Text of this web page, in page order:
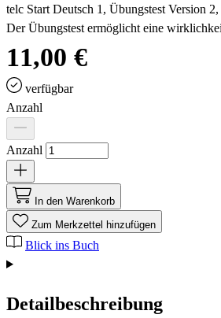
telc Start Deutsch 1, Übungstest Version
Der Übungstest ermöglicht eine
11,00 €
verfügbar
Anzahl
Anzahl
In den Warenkorb
Zum Merkzettel hinzufügen
Blick ins Buch
Detailbeschreibung